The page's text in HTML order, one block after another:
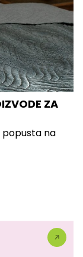
ZA
popusta na